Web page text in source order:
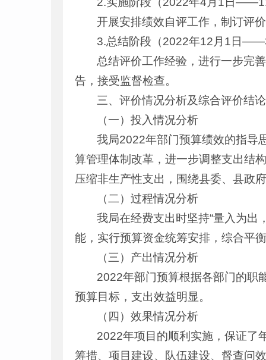
开展安排绩效自评工作，制订评
3.总结阶段（2022年12月1日
总结评价工作经验，进行一步完
告，接受监督检查。
三、评价情况分析及综合评价结论
（一）投入情况分析
我局2022年部门预算绩效的指导
算管理体制改革，进一步调整支出结
压缩非生产性支出，围绕县委、县政
（二）过程情况分析
我局在经费支出时坚持“量入为出
能，实行预算资金统筹安排，综合平
（三）产出情况分析
2022年部门预算根据各部门的职
预算目标，支出效益明显。
（四）效果情况分析
2022年项目的顺利实施，保证了
筹措、项目建设、队伍建设、督查问